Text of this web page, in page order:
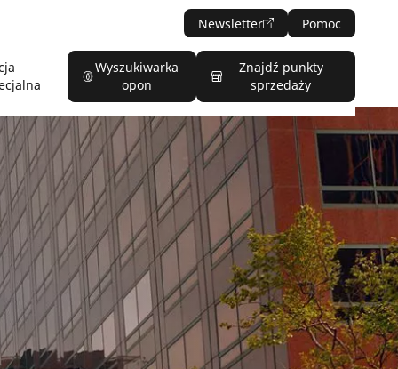
Newsletter Pomoc
Wyszukiwarka
opon
Znajdź punkty
sprzedaży